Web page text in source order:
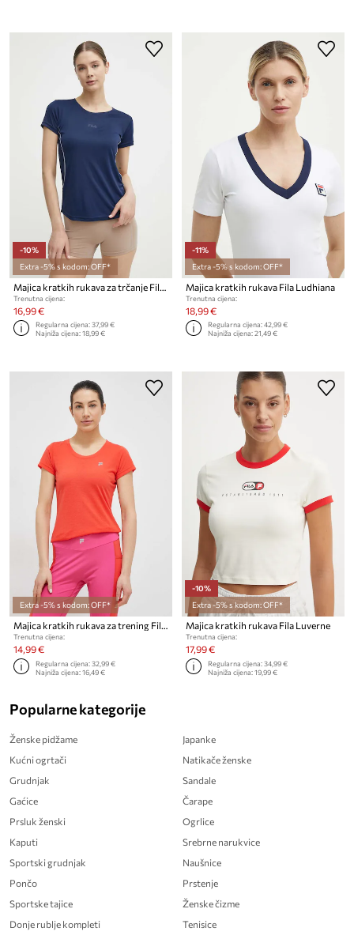
-10%
Extra -5% s kodom: OFF*
Trenutna cijena:
16,99 €
Regularna cijena:37,99 €
Najniža cijena:18,99 €
-11%
Extra -5% s kodom: OFF*
Majica kratkih rukava Fila Ludhiana
Trenutna cijena:
18,99 €
Regularna cijena:42,99 €
Najniža cijena:21,49 €
Extra -5% s kodom: OFF*
Majica kratkih rukava za trening Fila Rahden
Trenutna cijena:
14,99 €
Regularna cijena:32,99 €
Najniža cijena:16,49 €
-10%
Extra -5% s kodom: OFF*
Majica kratkih rukava Fila Luverne
Trenutna cijena:
17,99 €
Regularna cijena:34,99 €
Najniža cijena:19,99 €
Popularne kategorije
Ženske pidžame
Kućni ogrtači
Grudnjak
Gaćice
Prsluk ženski
Kaputi
Sportski grudnjak
Pončo
Sportske tajice
Donje rublje kompleti
Japanke
Natikače ženske
Sandale
Čarape
Ogrlice
Srebrne narukvice
Naušnice
Prstenje
Ženske čizme
Tenisice